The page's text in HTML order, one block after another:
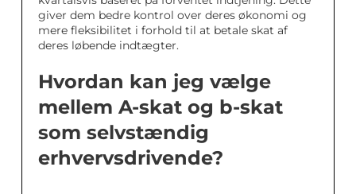
giver dem bedre kontrol over deres økonomi og
mere fleksibilitet i forhold til at betale skat af
deres løbende indtægter.
Hvordan kan jeg vælge
mellem A-skat og b-skat
som selvstændig
erhvervsdrivende?